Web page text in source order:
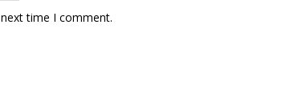
time I comment.